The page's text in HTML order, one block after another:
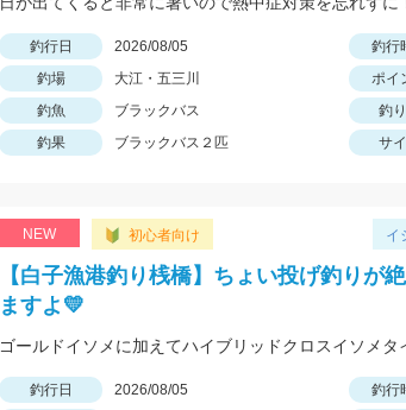
釣行日 2026/08/05 釣行
釣場
大江・五三川
ポイ
釣魚
ブラックバス 釣
釣果
ブラックバス２匹 サ
NEW 初心者向け イ
【白子漁港釣り桟橋】ちょい投げ釣りが
ますよ💛
ゴールドイソメに加えてハイブリッドクロスイソメタ
釣行日 2026/08/05 釣行